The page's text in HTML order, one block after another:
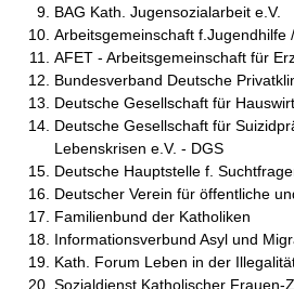
BAG Kath. Jugensozialarbeit e.V.
Arbeitsgemeinschaft f.Jugendhilfe
AFET - Arbeitsgemeinschaft für
Bundesverband Deutsche
Deutsche Gesellschaft für
Deutsche Gesellschaft für
Lebenskrisen e.V. - DGS
Deutsche Hauptstelle f.
Deutscher Verein für öffentliche
Familienbund der Katholiken
Informationsverbund Asyl und
Kath. Forum Leben in der
Sozialdienst Katholischer Frauen-